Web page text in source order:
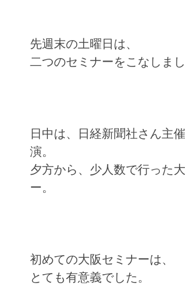
先週末の土曜日は、
二つのセミナーをこなしまし
日中は、日経新聞社さん主
演。
夕方から、少人数で行った
ー。
初めての大阪セミナーは、
とても有意義でした。